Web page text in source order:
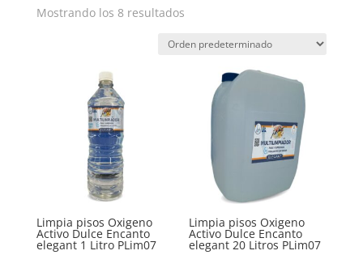
Mostrando los 8 resultados
Limpia pisos Oxigeno
Activo Dulce Encanto
elegant 1 Litro PLim07
Limpia pisos Oxigeno
Activo Dulce Encanto
elegant 20 Litros PLim07